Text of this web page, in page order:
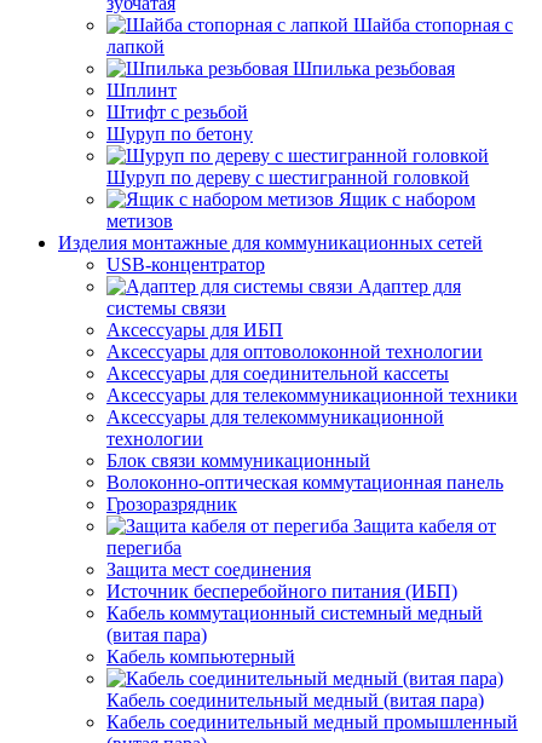
Шайба стопорная с
лапкой
Шпилька резьбовая
Шплинт
Штифт с резьбой
Шуруп по бетону
Шуруп по дереву с шестигранной головкой
Ящик с набором
метизов
Изделия монтажные для коммуникационных сетей
USB-концентратор
Адаптер для
системы связи
Аксессуары для ИБП
Аксессуары для оптоволоконной технологии
Аксессуары для соединительной кассеты
Аксессуары для телекоммуникационной техники
Аксессуары для телекоммуникационной
технологии
Блок связи коммуникационный
Волоконно-оптическая коммутационная панель
Грозоразрядник
Защита кабеля от
перегиба
Защита мест соединения
Источник бесперебойного питания (ИБП)
Кабель коммутационный системный медный
(витая пара)
Кабель компьютерный
Кабель соединительный медный (витая пара)
Кабель соединительный медный промышленный